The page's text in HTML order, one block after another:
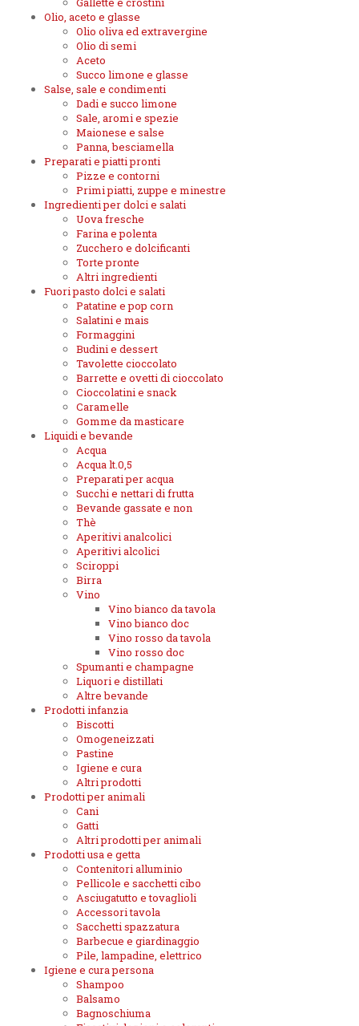
Olio, aceto e glasse
Olio oliva ed extravergine
Olio di semi
Aceto
Succo limone e glasse
Salse, sale e condimenti
Dadi e succo limone
Sale, aromi e spezie
Maionese e salse
Panna, besciamella
Preparati e piatti pronti
Pizze e contorni
Primi piatti, zuppe e minestre
Ingredienti per dolci e salati
Uova fresche
Farina e polenta
Zucchero e dolcificanti
Torte pronte
Altri ingredienti
Fuori pasto dolci e salati
Patatine e pop corn
Salatini e mais
Formaggini
Budini e dessert
Tavolette cioccolato
Barrette e ovetti di cioccolato
Cioccolatini e snack
Caramelle
Gomme da masticare
Liquidi e bevande
Acqua
Acqua lt.0,5
Preparati per acqua
Succhi e nettari di frutta
Bevande gassate e non
Thè
Aperitivi analcolici
Aperitivi alcolici
Sciroppi
Birra
Vino
Vino bianco da tavola
Vino bianco doc
Vino rosso da tavola
Vino rosso doc
Spumanti e champagne
Liquori e distillati
Altre bevande
Prodotti infanzia
Biscotti
Omogeneizzati
Pastine
Igiene e cura
Altri prodotti
Prodotti per animali
Cani
Gatti
Altri prodotti per animali
Prodotti usa e getta
Contenitori alluminio
Pellicole e sacchetti cibo
Asciugatutto e tovaglioli
Accessori tavola
Sacchetti spazzatura
Barbecue e giardinaggio
Pile, lampadine, elettrico
Igiene e cura persona
Shampoo
Balsamo
Bagnoschiuma